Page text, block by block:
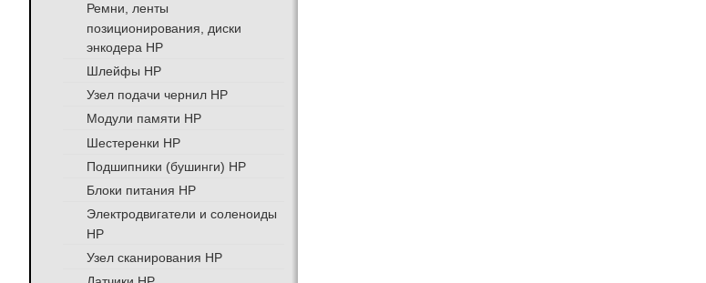
Ремни, ленты
позиционирования, диски
энкодера HP
Шлейфы HP
Узел подачи чернил HP
Модули памяти HP
Шестеренки HP
Подшипники (бушинги) HP
Блоки питания HP
Электродвигатели и соленоиды
HP
Узел сканирования HP